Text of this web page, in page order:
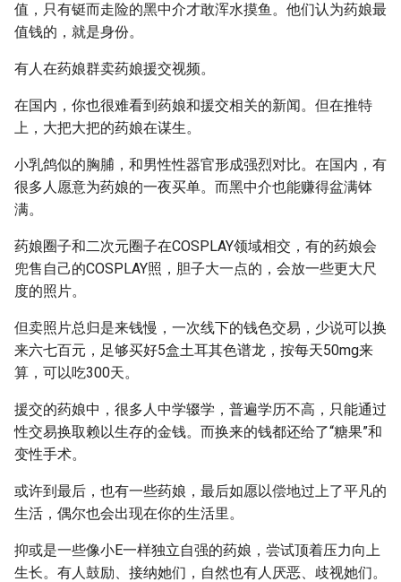
值，只有铤而走险的黑中介才敢浑水摸鱼。他们认为药娘最
值钱的，就是身份。
有人在药娘群卖药娘援交视频。
在国内，你也很难看到药娘和援交相关的新闻。但在推特
上，大把大把的药娘在谋生。
小乳鸽似的胸脯，和男性性器官形成强烈对比。在国内，有
很多人愿意为药娘的一夜买单。而黑中介也能赚得盆满钵
满。
药娘圈子和二次元圈子在COSPLAY领域相交，有的药娘会
兜售自己的COSPLAY照，胆子大一点的，会放一些更大尺
度的照片。
但卖照片总归是来钱慢，一次线下的钱色交易，少说可以换
来六七百元，足够买好5盒土耳其色谱龙，按每天50mg来
算，可以吃300天。
援交的药娘中，很多人中学辍学，普遍学历不高，只能通过
性交易换取赖以生存的金钱。而换来的钱都还给了“糖果”和
变性手术。
或许到最后，也有一些药娘，最后如愿以偿地过上了平凡的
生活，偶尔也会出现在你的生活里。
抑或是一些像小E一样独立自强的药娘，尝试顶着压力向上
生长。有人鼓励、接纳她们，自然也有人厌恶、歧视她们。